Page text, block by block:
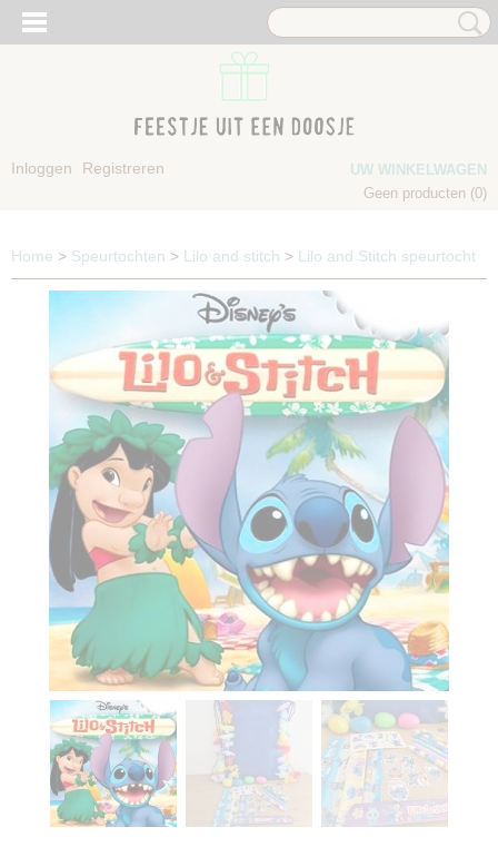
Inloggen Registreren
UW WINKELWAGEN
Geen producten (0)
Home > Speurtochten > Lilo and stitch > Lilo and Stitch speurtocht